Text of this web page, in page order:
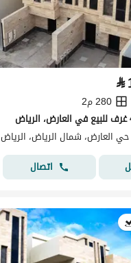
⃁
280 م2
العارض، شمال الرياض، الرياض
اتصال
في:4 أغسطس 2026